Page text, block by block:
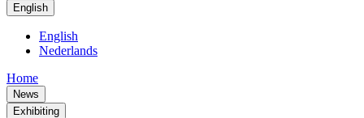
English
English
Nederlands
Home
News
Exhibiting